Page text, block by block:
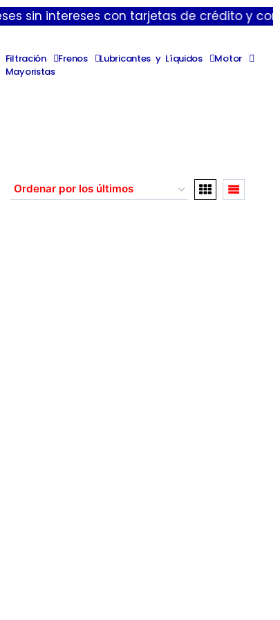
sin intereses con tarjetas de crédito y
Filtración Frenos Lubricantes y Líquidos
Motor
Mayoristas